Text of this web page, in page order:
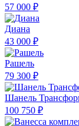
57 000 ₽
Диана
43 000 ₽
Рашель
79 300 ₽
Шанель
100 750 ₽